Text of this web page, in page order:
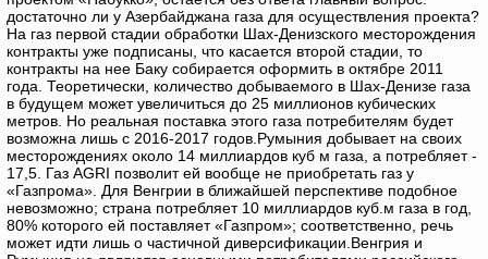
достаточно ли у Азербайджана газа для осуществления проекта?
На газ первой стадии обработки Шах-Денизского месторождения
контракты уже подписаны, что касается второй стадии, то
контракты на нее Баку собирается оформить в октябре 2011
года. Теоретически, количество добываемого в Шах-Денизе газа
в будущем может увеличиться до 25 миллионов кубических
метров. Но реальная поставка этого газа потребителям будет
возможна лишь с 2016-2017 годов. Румыния добывает на своих
месторождениях около 14 миллиардов куб м газа, а потребляет -
17,5. Газ AGRI позволит ей вообще не приобретать газ у
«Газпрома». Для Венгрии в ближайшей перспективе подобное
невозможно; страна потребляет 10 миллиардов куб.м газа в год,
80% которого ей поставляет «Газпром»; соответственно, речь
может идти лишь о частичной диверсификации. Венгрия и